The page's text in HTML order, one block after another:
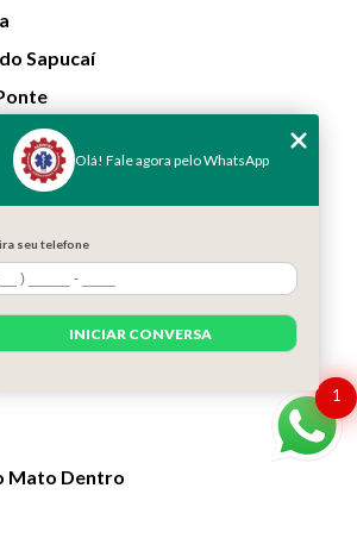
Sapucaí
Mato Dentro
1
Olá! Fale agora pelo WhatsApp
seu telefone
INICIAR CONVERSA